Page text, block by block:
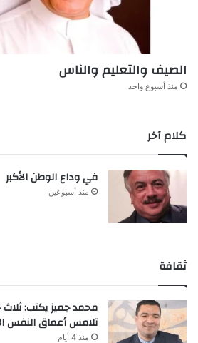
الصيف والتعليم والناس
منذ أسبوع واحد
كلام آخر
في وداع الوطن الأكبر
منذ أسبوعين
ثقافة
محمد جميز يكتب:
تلامس أعماق النفس
منذ 4 أيام